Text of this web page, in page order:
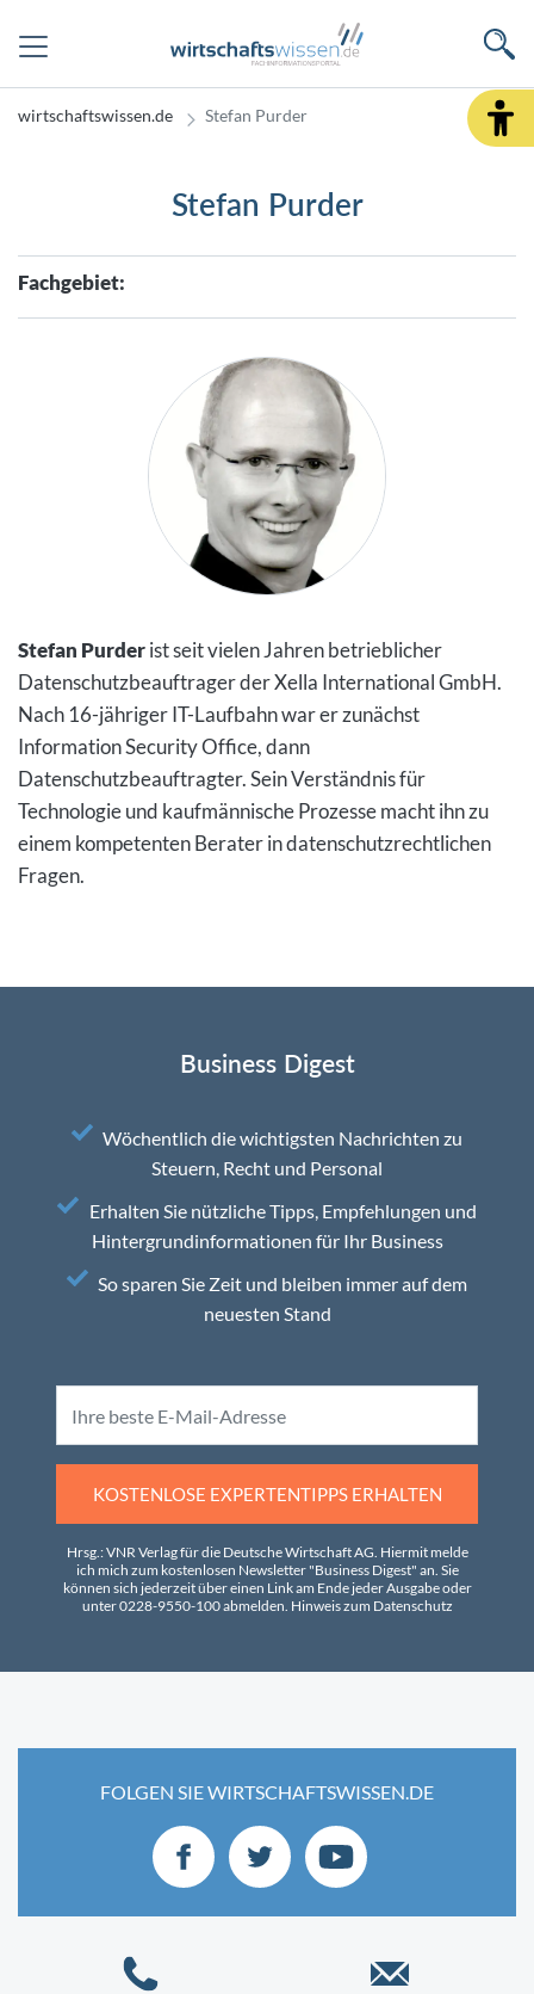
wirtschaftswissen.de Stefan Purder
Stefan Purder
Fachgebiet:
Stefan Purderist seit vielen Jahren betrieblicher
Datenschutzbeauftrager der Xella International GmbH.
Nach 16-jähriger IT-Laufbahn war er zunächst
Information Security Office, dann
Datenschutzbeauftragter. Sein Verständnis für
Technologie und kaufmännische Prozesse macht ihn zu
einem kompetenten Berater in datenschutzrechtlichen
Fragen.
Business Digest
Wöchentlich die wichtigsten Nachrichten zu
Steuern, Recht und Personal
Erhalten Sie nützliche Tipps, Empfehlungen und
Hintergrundinformationen für Ihr Business
So sparen Sie Zeit und bleiben immer auf dem
neuesten Stand
KOSTENLOSE EXPERTENTIPPS ERHALTEN
Hrsg.: VNR Verlag für die Deutsche Wirtschaft AG. Hiermit melde
ich mich zum kostenlosen Newsletter "Business Digest" an. Sie
können sich jederzeit über einen Link am Ende jeder Ausgabe oder
unter 0228-9550-100 abmelden. Hinweis zum Datenschutz
FOLGEN SIE WIRTSCHAFTSWISSEN.DE